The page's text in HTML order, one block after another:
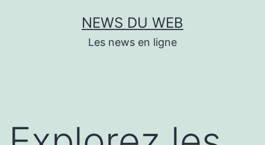
NEWS DU WEB
Les news en ligne